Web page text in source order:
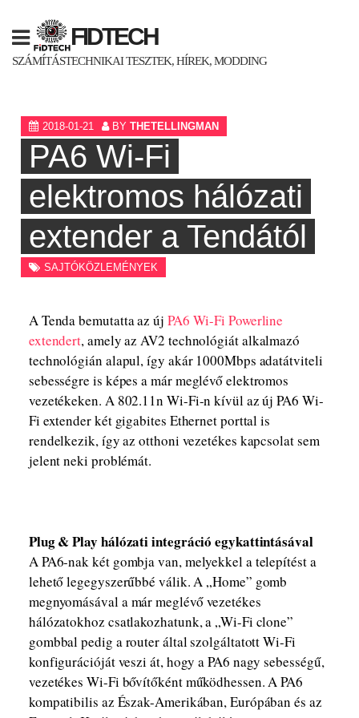
content
FIDTECH
SZÁMÍTÁSTECHNIKAI TESZTEK, HÍREK, MODDING
2018-01-21 BY THETELLINGMAN
PA6 Wi-Fi
elektromos hálózati
extender a Tendától
SAJTÓKÖZLEMÉNYEK
A Tenda bemutatta az új PA6 Wi-Fi Powerline
extendert, amely az AV2 technológiát alkalmazó
technológián alapul, így akár 1000Mbps adatátviteli
sebességre is képes a már meglévő elektromos
vezetékeken. A 802.11n Wi-Fi-n kívül az új PA6 Wi-
Fi extender két gigabites Ethernet porttal is
rendelkezik, így az otthoni vezetékes kapcsolat sem
jelent neki problémát.
Plug & Play hálózati integráció egykattintásával
A PA6-nak két gombja van, melyekkel a telepítést a
lehető legegyszerűbbé válik. A „Home” gomb
megnyomásával a már meglévő vezetékes
hálózatokhoz csatlakozhatunk, a „Wi-Fi clone”
gombbal pedig a router által szolgáltatott Wi-Fi
konfigurációját veszi át, hogy a PA6 nagy sebességű,
vezetékes Wi-Fi bővítőként működhessen. A PA6
kompatibilis az Észak-Amerikában, Európában és az